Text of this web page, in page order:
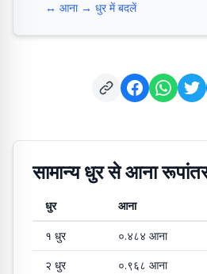
↔️ आना → धुर में बदलें
सामान्य धुर से आना
धुर आना
१ धुर ०.४८४ आना
२ धुर ०.९६८ आना